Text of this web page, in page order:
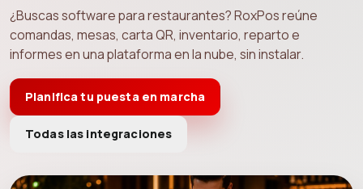
¿Buscas software para restaurantes? RoxPos reúne
comandas, mesas, carta QR, inventario, reparto e
informes en una plataforma en la nube, sin instalar.
Planifica tu puesta en marcha
Todas las integraciones